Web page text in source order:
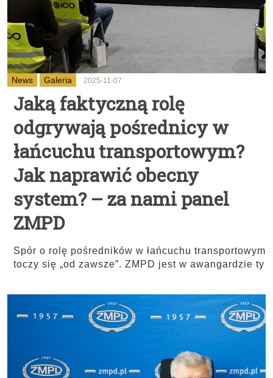
News Galeria 2025-11-07
Jaką faktyczną rolę
odgrywają pośrednicy w
łańcuchu transportowym?
Jak naprawić obecny
system? – za nami panel
ZMPD
Spór o rolę pośredników w łańcuchu transportowym
toczy się „od zawsze”. ZMPD jest w awangardzie ty